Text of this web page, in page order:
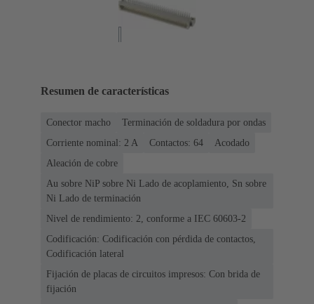
Resumen de características
Conector macho
Terminación de soldadura por ondas
Corriente nominal: ‌2 A
Contactos: 64
Acodado
Aleación de cobre
Au sobre NiP sobre Ni Lado de acoplamiento, Sn sobre
Ni Lado de terminación
Nivel de rendimiento: 2, conforme a IEC 60603-2
Codificación: Codificación con pérdida de contactos,
Codificación lateral
Fijación de placas de circuitos impresos: Con brida de
fijación